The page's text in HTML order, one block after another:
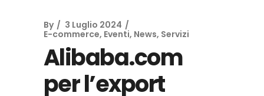
By
3 Luglio 2024
E-commerce, Eventi, News, Servizi
Alibaba.com
per l’export